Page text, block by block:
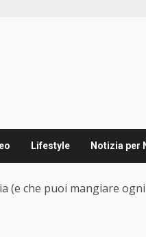
Lifestyle Notizia per
(e che puoi mangiare